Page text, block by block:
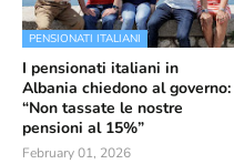
PENSIONATI ITALIANI
I pensionati italiani in
Albania chiedono al governo:
“Non tassate le nostre
pensioni al 15%”
February 01, 2026